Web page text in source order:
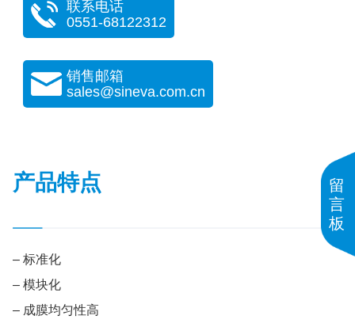
联系电话
0551-68122312
销售邮箱
sales@sineva.com.cn
产品特点
– 标准化
– 模块化
– 成膜均匀性高
留
言
板